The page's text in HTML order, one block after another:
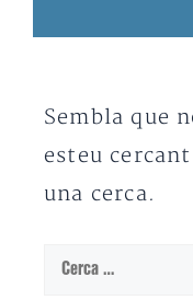
Sembla que
esteu
una cerca.
Cerca: